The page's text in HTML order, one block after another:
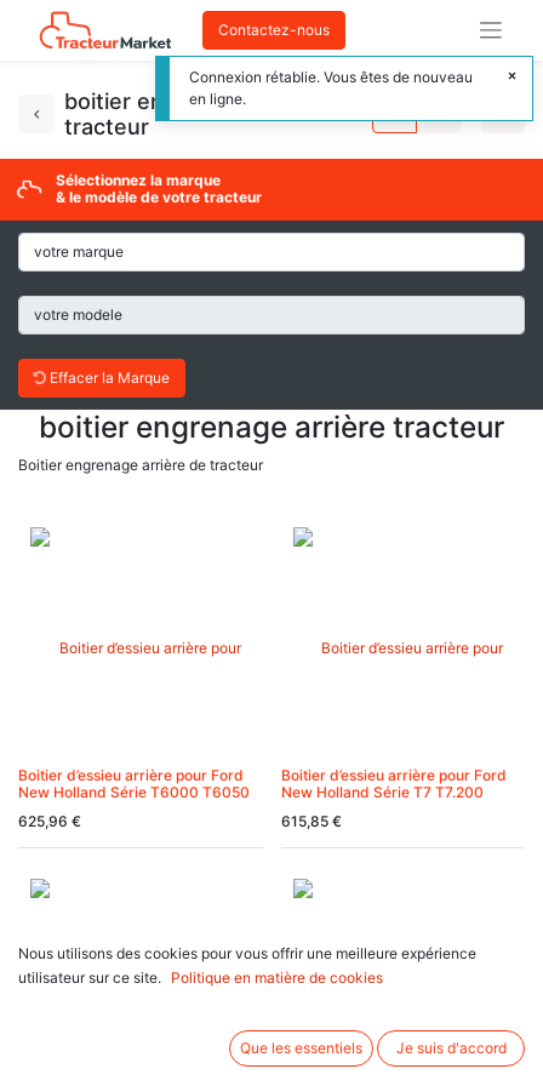
Contactez-nous
boitier engrenage arrière
tracteur
Sélectionnez la marque
& le modèle de votre tracteur
Effacer la Marque
boitier engrenage arrière tracteur
Boitier engrenage arrière de tracteur
Boitier d’essieu arrière pour Ford
New Holland Série T6000 T6050
625,96 €
Boitier d’essieu arrière pour Ford
New Holland Série T7 T7.200
615,85€
Nous utilisons des cookies pour vous offrir une meilleure expérience
utilisateur sur ce site.
Politique en matière de cookies
Que les essentiels Je suis d'accord
Connexion rétablie. Vous êtes de nouveau
en ligne.